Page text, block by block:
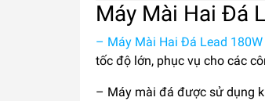
Máy Mài Hai Đá
– Máy Mài Hai Đá Lead 180W
tốc độ lớn, phục vụ cho các
– Máy mài đá được sử dụng